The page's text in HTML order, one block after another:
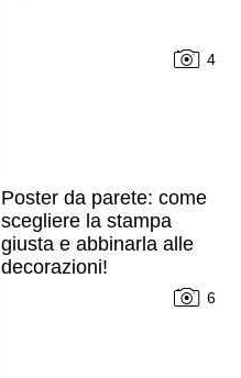
4
Poster da parete: come
scegliere la stampa
giusta e abbinarla alle
decorazioni!
6